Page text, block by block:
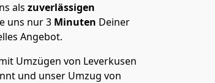
als zuverlässigen
uns nur3 Minuten Deiner
Angebot.
Umzügen von Leverkusen
und unser Umzug von